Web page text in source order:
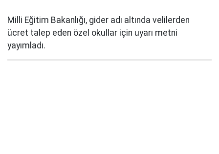
Milli Eğitim Bakanlığı, gider adı altında velilerden
ücret talep eden özel okullar için uyarı metni
yayımladı.